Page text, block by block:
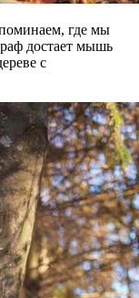
где мы
достает мышь
с